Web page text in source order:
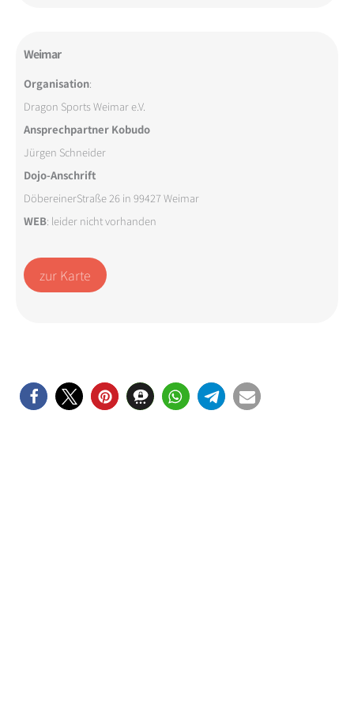
Weimar
Organisation:
Dragon Sports Weimar e.V.
Ansprechpartner Kobudo
Jürgen Schneider
Dojo-Anschrift
DöbereinerStraße 26 in 99427 Weimar
WEB: leider nicht vorhanden
zur Karte